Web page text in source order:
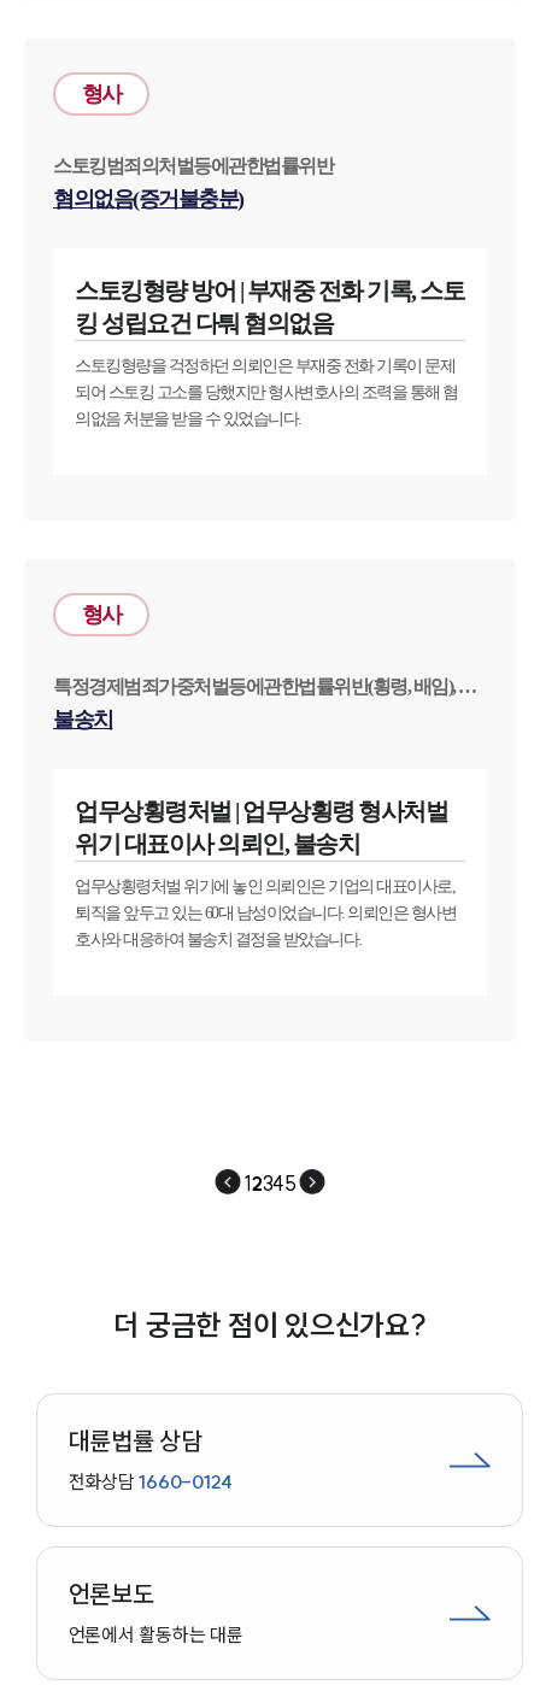
형사
스토킹범죄의처벌등에관한법률위반
혐의없음(증거불충분)
스토킹형량 방어 | 부재중 전화 기록, 스토
킹 성립요건 다퉈 혐의없음
스토킹형량을 걱정하던 의뢰인은 부재중 전화 기록이 문제
되어 스토킹 고소를 당했지만 형사변호사의 조력을 통해 혐
의없음 처분을 받을 수 있었습니다.
형사
특정경제범죄가중처벌등에관한법률위반(횡령, 배임), 업
무상횡령
불송치
업무상횡령처벌 | 업무상횡령 형사처벌
위기 대표이사 의뢰인, 불송치
업무상횡령처벌 위기에 놓인 의뢰인은 기업의 대표이사로,
퇴직을 앞두고 있는 60대 남성이었습니다. 의뢰인은 형사변
호사와 대응하여 불송치 결정을 받았습니다.
12345
더 궁금한 점이 있으신가요?
대륜법률 상담
전화상담1660-0124
언론보도
언론에서 활동하는 대륜